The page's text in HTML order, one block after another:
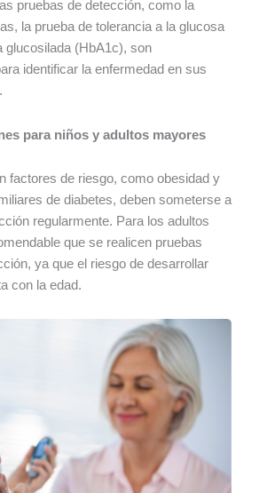
pruebas de detección, como la
la prueba de tolerancia a la glucosa
glucosilada (HbA1c), son
identificar la enfermedad en sus
para niños y adultos mayores
factores de riesgo, como obesidad y
de diabetes, deben someterse a
regularmente. Para los adultos
que se realicen pruebas
ya que el riesgo de desarrollar
con la edad.